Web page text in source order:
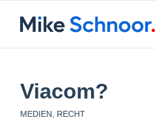
Viacom?
MEDIEN RECHT